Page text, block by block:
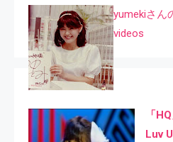
yumekiさん
videos
「
Luv